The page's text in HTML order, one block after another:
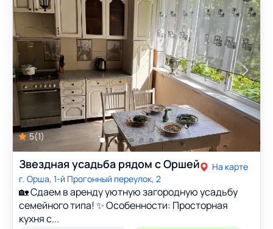
5(1)
Звездная усадьба рядом с Оршей
г. Орша, 1-й Прогонный переулок, 2
На карте
🏡 Сдаем в аренду уютную загородную усадьбу
семейного типа! ✨ Особенности: Просторная
кухня с...